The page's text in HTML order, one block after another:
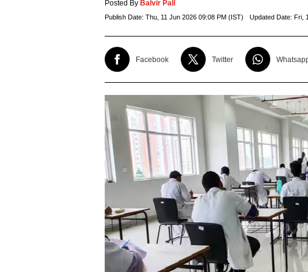
Posted By Balvir Pall
Publish Date: Thu, 11 Jun 2026 09:08 PM (IST) Updated Date: Fri,
Facebook Twitter